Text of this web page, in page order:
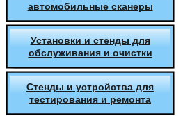
автомобильные сканеры
Установки и стенды для
обслуживания и очистки
Стенды и устройства для
тестирования и ремонта